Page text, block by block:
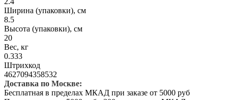
Ширина (упаковки), см
8.5
Высота (упаковки), см
20
Вес, кг
0.333
Штрихкод
4627094358532
Доставка по Москве:
Бесплатная в пределах МКАД при заказе от 5000 руб